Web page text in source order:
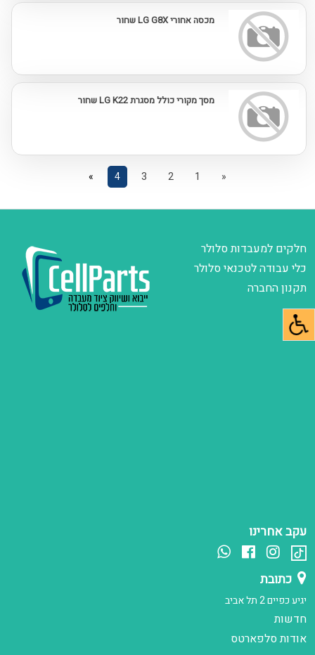
מכסה אחורי LG G8X שחור
מסך מקורי כולל מסגרת LG K22 שחור
«
1
2
3
4
»
עקב אחרינו
כתובת
יגיע כפיים 2 תל אביב
חדשות
אודות סלפארטס
חלקים למעבדות סלולר
כלי עבודה לטכנאי סלולר
תקנון החברה